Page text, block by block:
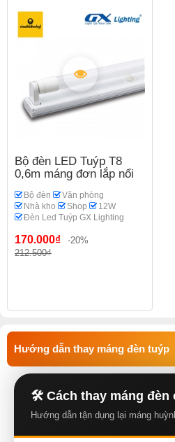
Bộ đèn LED Tuýp T8
0,6m máng đơn lắp nổi
Bộ đèn
Văn phòng
Nhà kho
Shop
12W
Đèn Led Tuýp GX Lighting
170.000₫
-20%
212.500₫
Hướng dẫn thay máng đèn tuýp
🛠️ Cách thay máng đèn
Hướng dẫn tận dụng lại máng